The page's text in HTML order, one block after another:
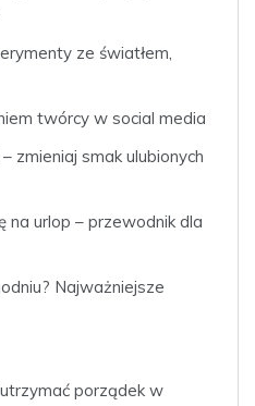
ze światłem,
twórcy w social media
zmieniaj smak ulubionych
na urlop – przewodnik dla
Najważniejsze
porządek w